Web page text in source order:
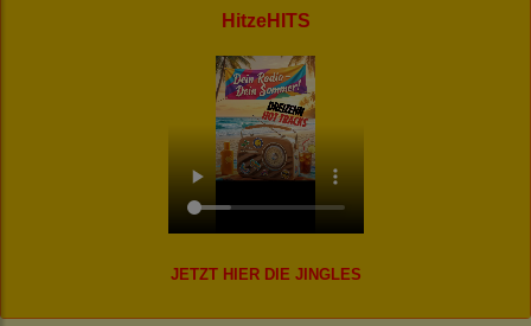
HitzeHITS
JETZT HIER DIE JINGLES